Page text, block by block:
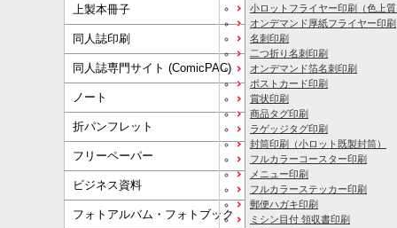
上製本冊子
同人誌印刷
同人誌専門サイト (ComicPAC)
ノート
折パンフレット
フリーペーパー
ビジネス資料
フォトアルバム・フォトブック
小ロットフライヤー印刷（色上
オンデマンド厚紙フライヤー印刷
名刺印刷
二つ折り名刺印刷
オンデマンド箔名刺印刷
ポストカード印刷
賞状印刷
商品タグ印刷
ラゲッジタグ印刷
封筒印刷
（小ロット既製封筒）
フルカラーコースター印刷
メニュー印刷
フルカラーステッカー印刷
郵便ハガキ印刷
ミシン目付 領収書印刷